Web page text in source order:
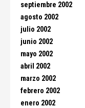
septiembre 2002
agosto 2002
julio 2002
junio 2002
mayo 2002
abril 2002
marzo 2002
febrero 2002
enero 2002